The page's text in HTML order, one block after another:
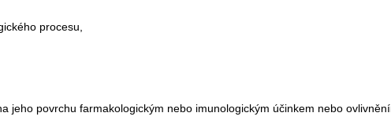
procesu,
jeho povrchu farmakologickým nebo imunologickým účinkem nebo